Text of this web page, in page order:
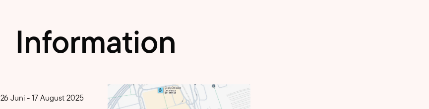
Information
26 Juni-17 August 2025